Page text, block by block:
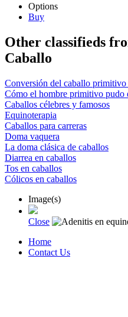
Options
Buy
Other classifieds
Caballo
Conversión del caballo primitivo
Cómo el hombre primitivo pudo
Caballos célebres y famosos
Equinoterapia
Caballos para carreras
Doma vaquera
La doma clásica de caballos
Diarrea en caballos
Tos en caballos
Cólicos en caballos
Image(s)
Close
Home
Contact Us